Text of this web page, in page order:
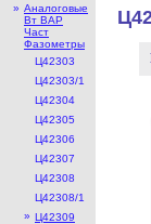
» Аналоговые
Вт ВАР
Част
Фазометры
Ц42303
Ц42303/1
Ц42304
Ц42305
Ц42306
Ц42307
Ц42308
Ц42308/1
» Ц42309